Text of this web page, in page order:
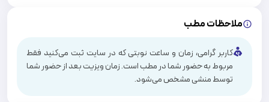
ملاحظات مطب
کاربر گرامی، زمان و ساعت نوبتی که در سایت ثبت می‌کنید فقط
مربوط به حضور شما در مطب است. زمان ویزیت بعد از حضور شما
توسط منشی مشخص می‌شود.